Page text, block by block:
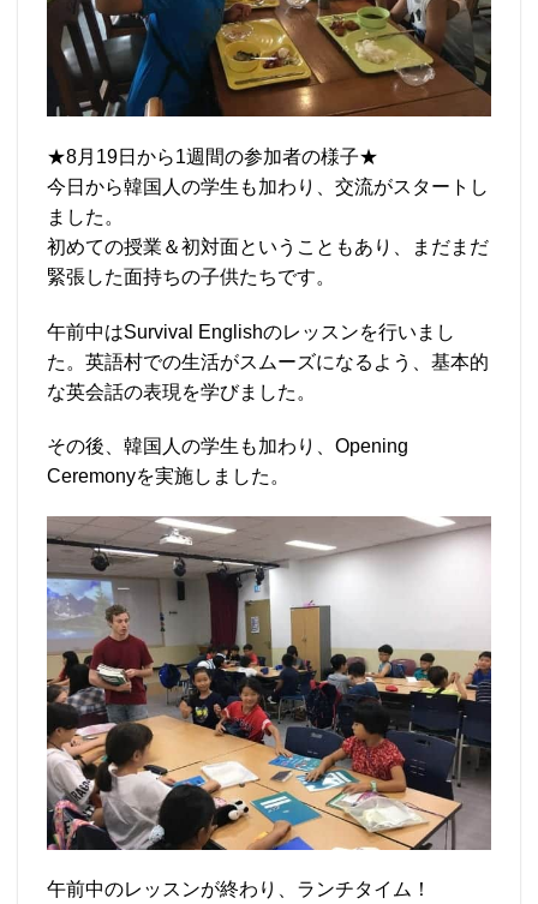
★8月19日から1週間の参加者の様子★
今日から韓国人の学生も加わり、交流がスタートし
ました。
初めての授業＆初対面ということもあり、まだまだ
緊張した面持ちの子供たちです。
午前中はSurvival Englishのレッスンを行いまし
た。英語村での生活がスムーズになるよう、基本的
な英会話の表現を学びました。
その後、韓国人の学生も加わり、Opening
Ceremonyを実施しました。
午前中のレッスンが終わり、ランチタイム！